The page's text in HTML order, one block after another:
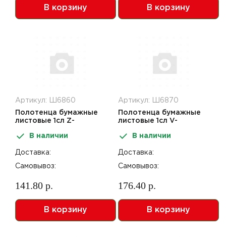
В корзину В корзину
Артикул: Ш6860
Полотенца бумажные
листовые 1сл Z-
Eco Professional
В наличии
Доставка:
Самовывоз:
141.80 р.
В корзину
Артикул: Ш6870
Полотенца бумажные
листовые 1сл V-
Eco Professional
В наличии
Доставка:
Самовывоз:
176.40 р.
В корзину